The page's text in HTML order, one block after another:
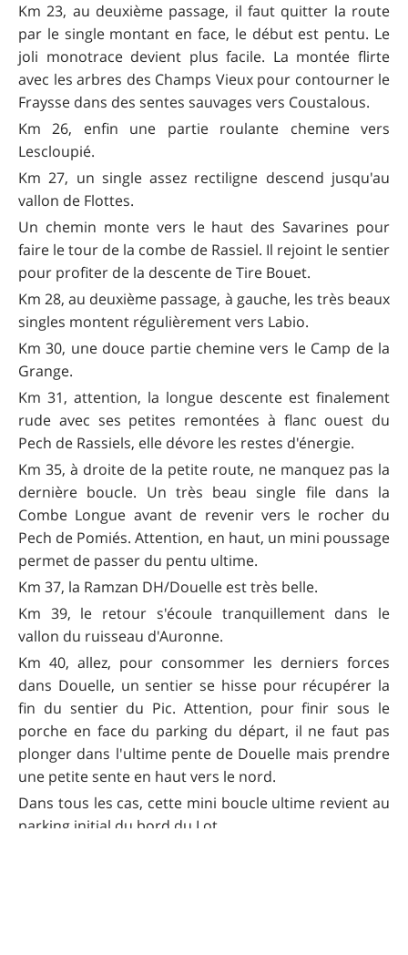
Km 23, au deuxième passage, il faut quitter la route
par le single montant en face, le début est pentu. Le
joli monotrace devient plus facile. La montée flirte
avec les arbres des Champs Vieux pour contourner le
Fraysse dans des sentes sauvages vers Coustalous.
Km 26, enfin une partie roulante chemine vers
Lescloupié.
Km 27, un single assez rectiligne descend jusqu'au
vallon de Flottes.
Un chemin monte vers le haut des Savarines pour
faire le tour de la combe de Rassiel. Il rejoint le sentier
pour profiter de la descente de Tire Bouet.
Km 28, au deuxième passage, à gauche, les très beaux
singles montent régulièrement vers Labio.
Km 30, une douce partie chemine vers le Camp de la
Grange.
Km 31, attention, la longue descente est finalement
rude avec ses petites remontées à flanc ouest du
Pech de Rassiels, elle dévore les restes d'énergie.
Km 35, à droite de la petite route, ne manquez pas la
dernière boucle. Un très beau single file dans la
Combe Longue avant de revenir vers le rocher du
Pech de Pomiés. Attention, en haut, un mini poussage
permet de passer du pentu ultime.
Km 37, la Ramzan DH/Douelle est très belle.
Km 39, le retour s'écoule tranquillement dans le
vallon du ruisseau d'Auronne.
Km 40, allez, pour consommer les derniers forces
dans Douelle, un sentier se hisse pour récupérer la
fin du sentier du Pic. Attention, pour finir sous le
porche en face du parking du départ, il ne faut pas
plonger dans l'ultime pente de Douelle mais prendre
une petite sente en haut vers le nord.
Dans tous les cas, cette mini boucle ultime revient au
parking initial du bord du Lot.